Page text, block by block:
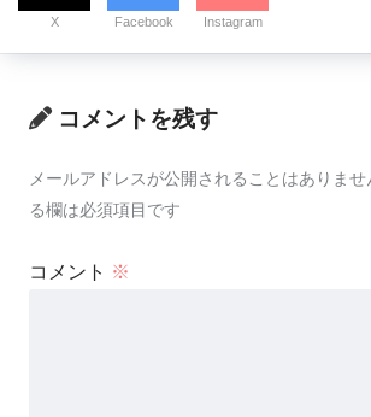
X Facebook Instagram
コメントを残す
メールアドレスが公開されることはありませ
る欄は必須項目です
コメント ※